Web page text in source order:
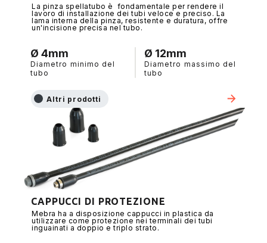
La pinza spellatubo è fondamentale per rendere il
lavoro di installazione dei tubi veloce e preciso. La
lama interna della pinza, resistente e duratura, offre
un'incisione precisa nel tubo.
Ø 4mm
Diametro minimo del
tubo
Ø 12mm
Diametro massimo del
tubo
Altri prodotti
CAPPUCCI DI PROTEZIONE
Mebra ha a disposizione cappucci in plastica da
utilizzare come protezione nei terminali dei tubi
inguainati a doppio e triplo strato.